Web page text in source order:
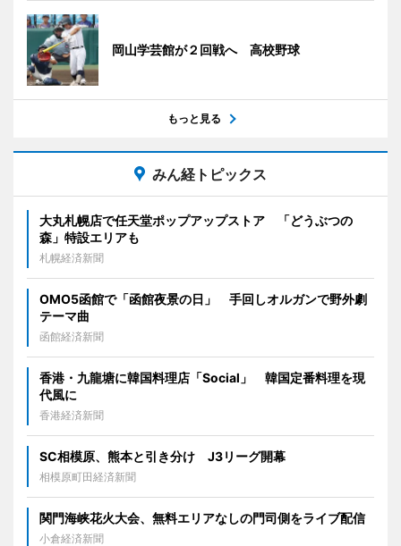
岡山学芸館が２回戦へ 高校野球
もっと見る
みん経トピックス
大丸札幌店で任天堂ポップアップストア 「どうぶつの
森」特設エリアも
札幌経済新聞
OMO5函館で「函館夜景の日」 手回しオルガンで野外劇
テーマ曲
函館経済新聞
香港・九龍塘に韓国料理店「Social」 韓国定番料理を現
代風に
香港経済新聞
SC相模原、熊本と引き分け J3リーグ開幕
相模原町田経済新聞
関門海峡花火大会、無料エリアなしの門司側をライブ配信
小倉経済新聞